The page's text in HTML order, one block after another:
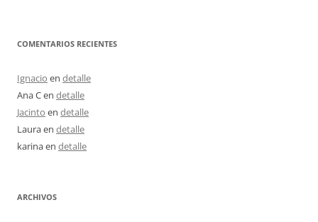
COMENTARIOS RECIENTES
Ignacio en detalle
Ana Cen detalle
Jacinto en detalle
Lauraen detalle
karinaen detalle
ARCHIVOS